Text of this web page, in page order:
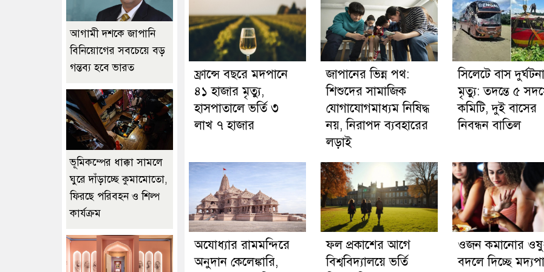
ফ্রান্সে বছরে মদপানে
৪১ হাজার মৃত্যু,
হাসপাতালে ভর্তি ৩
লাখ ৭ হাজার
জাপানের ভিন্ন পথ:
শিশুদের সামাজিক
যোগাযোগমাধ্যম নিষিদ্ধ
নয়, নিরাপদ ব্যবহারের
লড়াই
সিলেটে বাস
মৃত্যু: তদন্তে ৫
কমিটি, দুই বাসের
নিবন্ধন বাতিল
অযোধ্যার রামমন্দিরে
অনুদান কেলেঙ্কারি,
ফল প্রকাশের আগে
বিশ্ববিদ্যালয়ে ভর্তি
ওজন কমানোর
বদলে দিচ্ছে
আগামী দশকে জাপানি
বিনিয়োগের সবচেয়ে বড়
গন্তব্য হবে ভারত
ভূমিকম্পের ধাক্কা সামলে
ঘুরে দাঁড়াচ্ছে কুমামোতো,
ফিরছে পরিবহন ও শিল্প
কার্যক্রম